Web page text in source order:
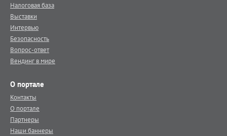
Налоговая база
Выставки
Интервью
Безопасность
Вопрос-ответ
Вендинг в мире
О портале
Контакты
О портале
Партнеры
Наши баннеры